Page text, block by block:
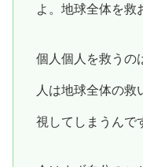
よ。地球全体を救
個人個人を救うの
人は地球全体の
視してしまうんで